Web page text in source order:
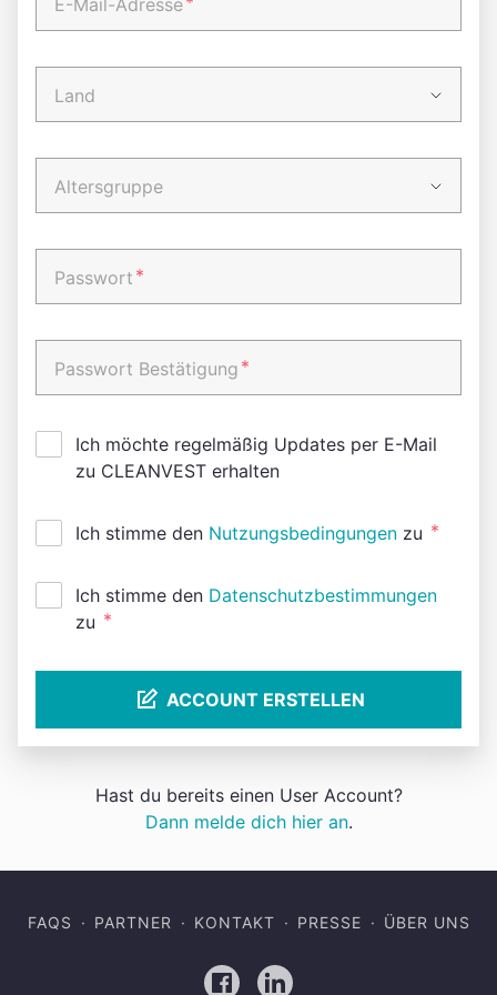
E-Mail-Adresse
Land
Altersgruppe
Passwort *
Passwort Bestätigung *
Ich möchte regelmäßig Updates per E-Mail
zu CLEANVEST erhalten
Ich stimme den Nutzungsbedingungen zu *
Ich stimme den Datenschutzbestimmungen
zu *
ACCOUNT ERSTELLEN
Hast du bereits einen User Account?
Dann melde dich hier an.
FAQS PARTNER KONTAKT PRESSE ÜBER UNS